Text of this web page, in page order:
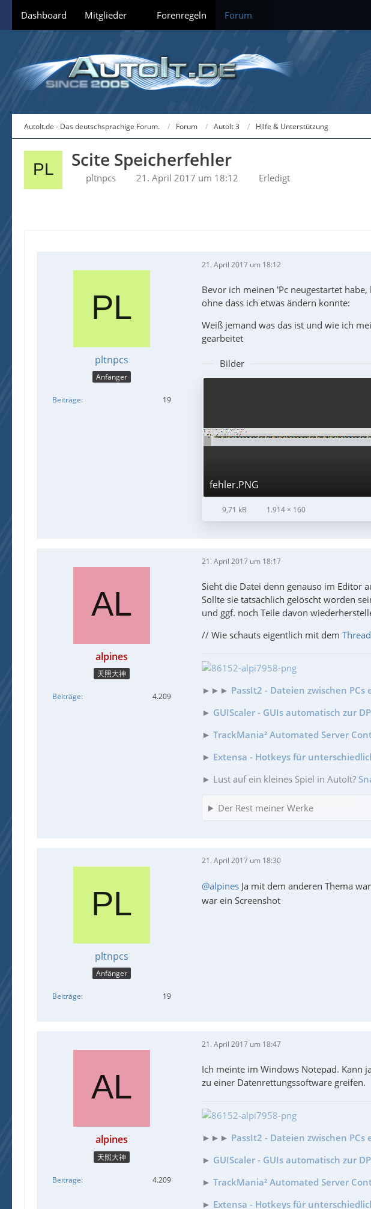
Dashboard Mitglieder Forenregeln Forum
AutoIt.de - Das deutschsprachige Forum. Forum AutoIt 3 Hilfe & Unterstützung
Scite Speicherfehler
pltnpcs 21. April 2017 um 18:12 Erledigt
pltnpcs
Anfänger
Beiträge 19
21. April 2017 um 18:12
Bevor ich meinen 'Pc neugestartet
ohne dass ich etwas ändern konnte:
Weiß jemand was das ist und wie ich
gearbeitet
Bilder
fehler.PNG
9,71 kB 1.914 × 160
alpines
天照大神
Beiträge 4.209
21. April 2017 um 18:17
Sieht die Datei denn genauso im Editor
Sollte sie tatsächlich gelöscht worden
und ggf. noch Teile davon
// Wie schauts eigentlich mit dem Thread
►►► PassIt2 - Dateien zwischen
► GUIScaler - GUIs automatisch zur
► TrackMania² Automated Server
► Extensa - Hotkeys für
► Lust auf ein kleines Spiel in AutoIt?
Der Rest meiner Werke
pltnpcs
Anfänger
Beiträge 19
21. April 2017 um 18:30
@alpines Ja mit dem anderen Thema
war ein Screenshot
alpines
天照大神
Beiträge 4.209
21. April 2017 um 18:47
Ich meinte im Windows Notepad. Kann
zu einer Datenrettungssoftware greifen.
►►► PassIt2 - Dateien zwischen
► GUIScaler - GUIs automatisch zur
► TrackMania² Automated Server
► Extensa - Hotkeys für